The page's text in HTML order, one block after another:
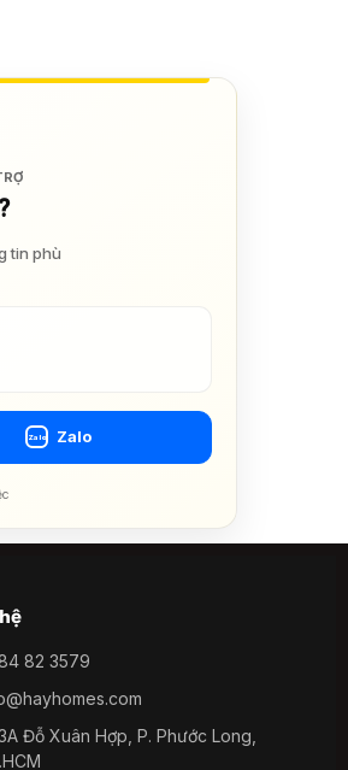
tin phù
Zalo Zalo
82 3579
Đỗ Xuân Hợp, P. Phước Long,